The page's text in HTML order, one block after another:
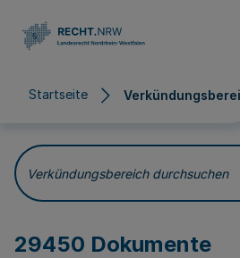
Startseite
Verkündungsbereich durchsuchen
29450 Dokumente